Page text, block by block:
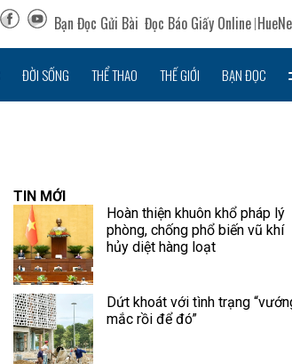
Bạn Đọc Gửi Bài Đọc Báo Giấy Online
ĐỜI SỐNG THỂ THAO THẾ GIỚI BẠN ĐỌC
TIN MỚI
Hoàn thiện khuôn khổ pháp lý
phòng, chống phổ biến vũ khí
hủy diệt hàng loạt
Dứt khoát với tình trạng
mắc rồi để đó”